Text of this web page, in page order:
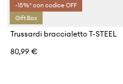
-15%* con codice OFF
Gift Box
Trussardi braccialetto T-STEEL
80,99 €